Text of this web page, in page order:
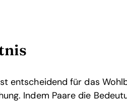
entscheidend für das
Indem Paare die